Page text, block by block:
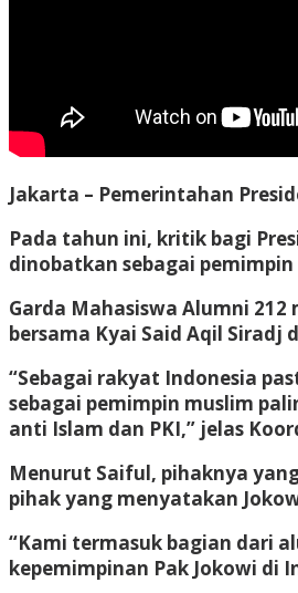
Jakarta – Pemerintahan
Pada tahun ini, kritik bagi
dinobatkan sebagai
Garda Mahasiswa Alumni
bersama Kyai Said Aqil Siradj
“Sebagai rakyat Indonesia
sebagai pemimpin muslim
anti Islam dan PKI,” jelas
Menurut Saiful, pihaknya
pihak yang menyatakan
“Kami termasuk bagian dari
kepemimpinan Pak Jokowi di